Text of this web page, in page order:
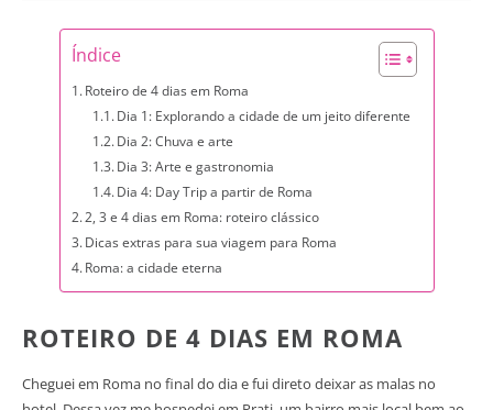
Índice
Roteiro de 4 dias em Roma
Dia 1: Explorando a cidade de um jeito diferente
Dia 2: Chuva e arte
Dia 3: Arte e gastronomia
Dia 4: Day Trip a partir de Roma
2, 3 e 4 dias em Roma: roteiro clássico
Dicas extras para sua viagem para Roma
Roma: a cidade eterna
ROTEIRO DE 4 DIAS EM ROMA
Cheguei em Roma no final do dia e fui direto deixar as malas no